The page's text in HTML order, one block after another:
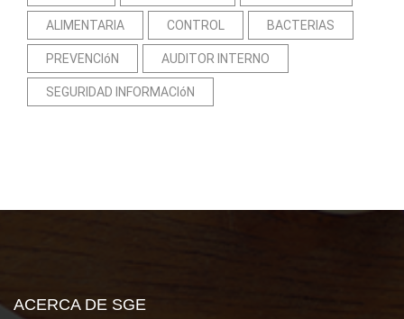
ALIMENTARIA CONTROL BACTERIAS
PREVENCIóN AUDITOR INTERNO
SEGURIDAD INFORMACIóN
ACERCA DE SGE